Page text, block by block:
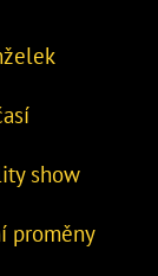
show
proměny